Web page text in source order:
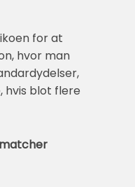
for at
hvor man
hvis blot flere